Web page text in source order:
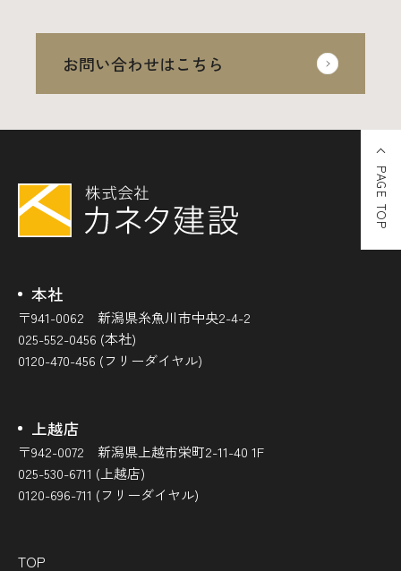
お問い合わせはこちら
本社
〒941-0062 新潟県糸魚川市中央2-4-2
025-552-0456 (本社)
0120-470-456 (フリーダイヤル)
上越店
〒942-0072 新潟県上越市栄町2-11-40 1F
025-530-6711 (上越店)
0120-696-711 (フリーダイヤル)
TOP
PAGE TOP